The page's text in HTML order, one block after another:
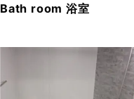
Bath room 浴室